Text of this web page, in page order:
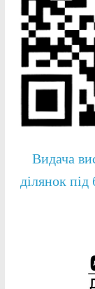
Видача
ділянок